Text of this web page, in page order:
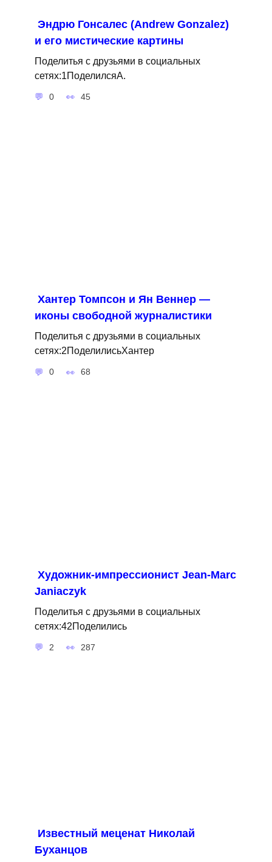
Эндрю Гонсалес (Andrew Gonzalez)
и его мистические картины
Поделитья с друзьями в социальных
сетях:1ПоделилсяA.
0 45
Хантер Томпсон и Ян Веннер —
иконы свободной журналистики
Поделитья с друзьями в социальных
сетях:2ПоделилисьХантер
0 68
Художник-импрессионист Jean-Marc
Janiaczyk
Поделитья с друзьями в социальных
сетях:42Поделились
2 287
Известный меценат Николай
Буханцов